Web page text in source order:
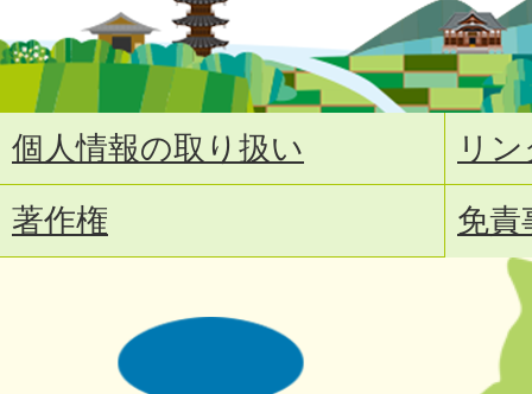
個人情報の取り扱い
リ
著作権
免責